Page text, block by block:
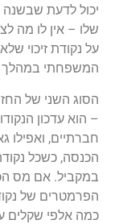
יכול לדעת שבשנה
שלו – אין לו מה
על נקודת זיכוי
המשפחתי במהלך
הסוג השני של
– הוא עדכון
חברתיים, ואפילו
במקביל. אם מס
הפרמטרים של